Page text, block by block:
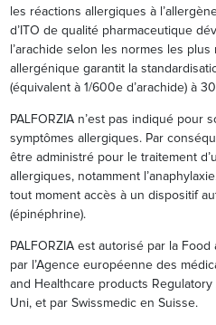
les réactions allergiques à
d’ITO de qualité pharmaceutique
l’arachide selon les normes les
allergénique garantit la
(équivalent à 1/600e d’arachide) à
PALFORZIA n’est pas indiqué pour
symptômes allergiques. Par
être administré pour le traitement
allergiques, notamment
tout moment accès à un dispositif
(épinéphrine).
PALFORZIA est autorisé par la
par l’Agence européenne des
and Healthcare products Regulatory
Uni, et par Swissmedic en Suisse.